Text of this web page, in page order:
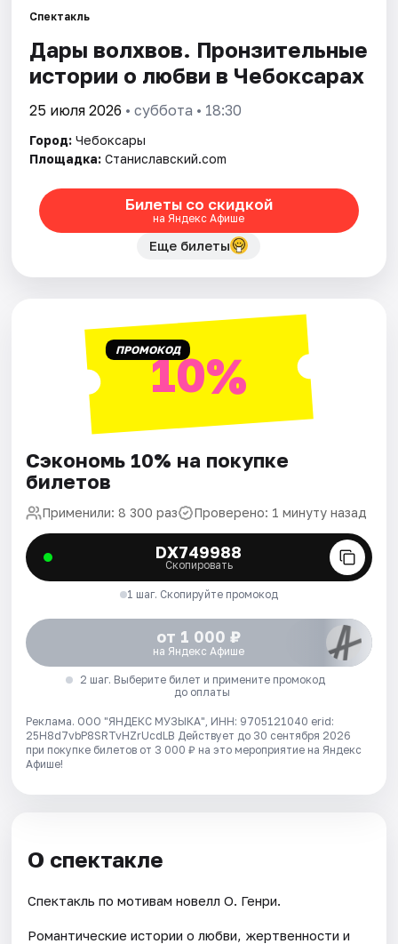
Артисты
Рейтинги
Спектакль
Дары волхвов. Пронзительные
истории о любви в Чебоксарах
25 июля 2026 • суббота • 18:30
Город: Чебоксары
Площадка: Станиславский.com
Билеты со скидкой
на Яндекс Афише
Еще билеты
ПРОМОКОД10%
Сэкономь 10% на покупке
билетов
Применили: 8 300 раз Проверено: 1 минуту назад
DX749988
Скопировать
1 шаг. Скопируйте промокод
от 1 000 ₽
на Яндекс Афише
2 шаг. Выберите билет и примените промокод
до оплаты
Реклама. ООО "ЯНДЕКС МУЗЫКА", ИНН: 9705121040 erid:
25H8d7vbP8SRTvHZrUcdLB Действует до 30 сентября 2026
при покупке билетов от 3 000 ₽ на это мероприятие на Яндекс
Афише!
О спектакле
Спектакль по мотивам новелл О. Генри.
Романтические истории о любви, жертвенности и